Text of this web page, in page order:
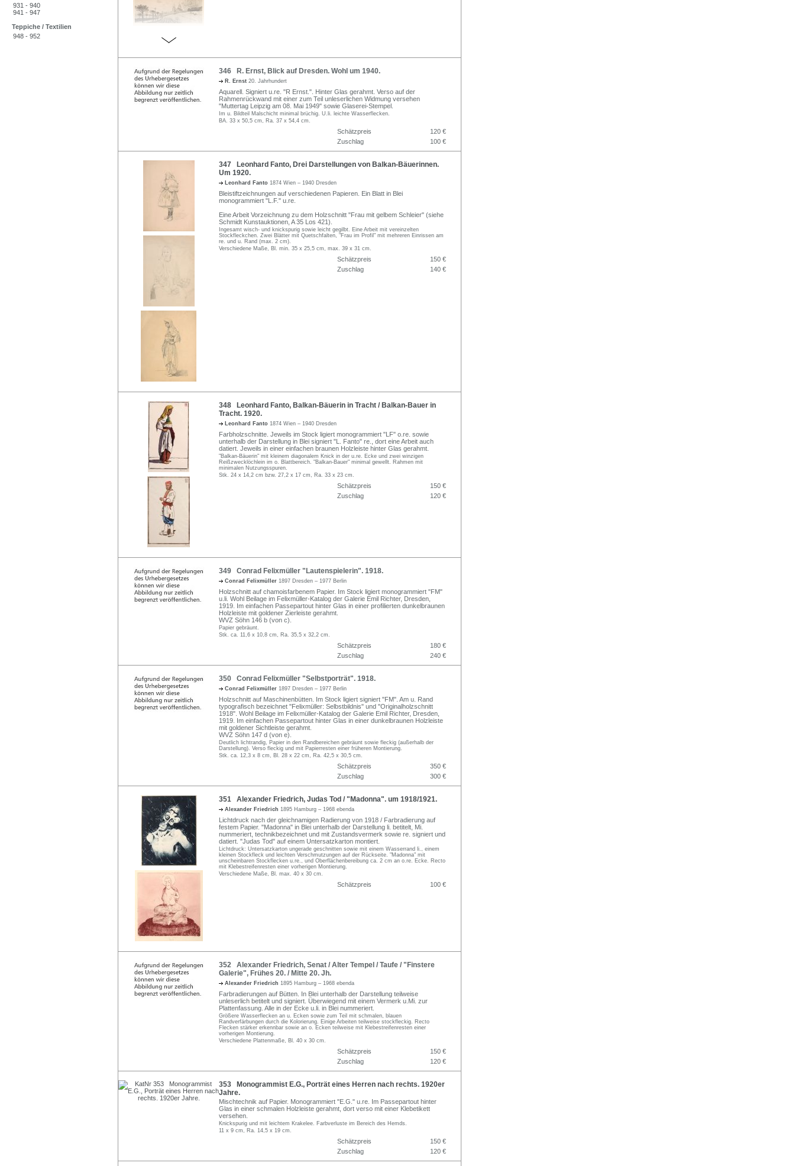
931 - 940
941 - 947
Teppiche / Textilien
948 - 952
346 R. Ernst, Blick auf Dresden. Wohl um 1940.
R. Ernst 20. Jahrhundert
Aquarell. Signiert u.re. "R Ernst.". Hinter Glas gerahmt. Verso auf der
Rahmenrückwand mit einer zum Teil unleserlichen Widmung versehen
"Muttertag Leipzig am 08. Mai 1949" sowie Glaserei-Stempel.
Im u. Bildteil Malschicht minimal brüchig. U.li. leichte Wasserflecken.
BA. 33 x 50,5 cm, Ra. 37 x 54,4 cm.
Schätzpreis
120 €
Zuschlag
100 €
347 Leonhard Fanto, Drei Darstellungen von Balkan-Bäuerinnen.
Um 1920.
Leonhard Fanto 1874 Wien – 1940 Dresden
Bleistiftzeichnungen auf verschiedenen Papieren. Ein Blatt in Blei
monogrammiert "L.F." u.re.
Eine Arbeit Vorzeichnung zu dem Holzschnitt "Frau mit gelbem Schleier" (siehe
Schmidt Kunstauktionen, A 35 Los 421).
Ingesamt wisch- und knickspurig sowie leicht gegilbt. Eine Arbeit mit vereinzelten
Stockfleckchen. Zwei Blätter mit Quetschfalten, "Frau im Profil" mit mehreren Einrissen am
re. und u. Rand (max. 2 cm).
Verschiedene Maße, Bl. min. 35 x 25,5 cm, max. 39 x 31 cm.
Schätzpreis
150 €
Zuschlag
140 €
348 Leonhard Fanto, Balkan-Bäuerin in Tracht / Balkan-Bauer in
Tracht. 1920.
Leonhard Fanto 1874 Wien – 1940 Dresden
Farbholzschnitte. Jeweils im Stock ligiert monogrammiert "LF" o.re. sowie
unterhalb der Darstellung in Blei signiert "L. Fanto" re., dort eine Arbeit auch
datiert. Jeweils in einer einfachen braunen Holzleiste hinter Glas gerahmt.
"Balkan-Bäuerin" mit kleinem diagonalem Knick in der u.re. Ecke und zwei winzigen
Reißzwecklöchlein im o. Blattbereich. "Balkan-Bauer" minimal gewellt. Rahmen mit
minimalen Nutzungsspuren.
Stk. 24 x 14,2 cm bzw. 27,2 x 17 cm, Ra. 33 x 23 cm.
Schätzpreis
150 €
Zuschlag
120 €
349 Conrad Felixmüller "Lautenspielerin". 1918.
Conrad Felixmüller 1897 Dresden – 1977 Berlin
Holzschnitt auf chamoisfarbenem Papier. Im Stock ligiert monogrammiert "FM"
u.li. Wohl Beilage im Felixmüller-Katalog der Galerie Emil Richter, Dresden,
1919. Im einfachen Passepartout hinter Glas in einer profilierten dunkelbraunen
Holzleiste mit goldener Zierleiste gerahmt.
WVZ Söhn 146 b (von c).
Papier gebräunt.
Stk. ca. 11,6 x 10,8 cm, Ra. 35,5 x 32,2 cm.
Schätzpreis
180 €
Zuschlag
240 €
350 Conrad Felixmüller "Selbstporträt". 1918.
Conrad Felixmüller 1897 Dresden – 1977 Berlin
Holzschnitt auf Maschinenbütten. Im Stock ligiert signiert "FM". Am u. Rand
typografisch bezeichnet "Felixmüller: Selbstbildnis" und "Originalholzschnitt
1918". Wohl Beilage im Felixmüller-Katalog der Galerie Emil Richter, Dresden,
1919. Im einfachen Passepartout hinter Glas in einer dunkelbraunen Holzleiste
mit goldener Sichtleiste gerahmt.
WVZ Söhn 147 d (von e).
Deutlich lichtrandig, Papier in den Randbereichen gebräunt sowie fleckig (außerhalb der
Darstellung). Verso fleckig und mit Papierresten einer früheren Montierung.
Stk. ca. 12,3 x 8 cm, Bl. 28 x 22 cm, Ra. 42,5 x 30,5 cm.
Schätzpreis
350 €
Zuschlag
300 €
351 Alexander Friedrich, Judas Tod / "Madonna". um 1918/1921.
Alexander Friedrich 1895 Hamburg – 1968 ebenda
Lichtdruck nach der gleichnamigen Radierung von 1918 / Farbradierung auf
festem Papier. "Madonna" in Blei unterhalb der Darstellung li. betitelt, Mi.
nummeriert, technikbezeichnet und mit Zustandsvermerk sowie re. signiert und
datiert. "Judas Tod" auf einem Untersatzkarton montiert.
Lichtdruck: Untersatzkarton ungerade geschnitten sowie mit einem Wasserrand li., einem
kleinen Stockfleck und leichten Verschmutzungen auf der Rückseite. "Madonna" mit
unscheinbaren Stockflecken u.re., und Oberflächenbereibung ca. 2 cm an o.re. Ecke. Recto
mit Klebestreifenresten einer vorherigen Montierung.
Verschiedene Maße, Bl. max. 40 x 30 cm.
Schätzpreis 100 €
352 Alexander Friedrich, Senat / Alter Tempel / Taufe / "Finstere
Galerie", Frühes 20. / Mitte 20. Jh.
Alexander Friedrich 1895 Hamburg – 1968 ebenda
Farbradierungen auf Bütten. In Blei unterhalb der Darstellung teilweise
unleserlich betitelt und signiert. Überwiegend mit einem Vermerk u.Mi. zur
Plattenfassung. Alle in der Ecke u.li. in Blei nummeriert.
Größere Wasserflecken an u. Ecken sowie zum Teil mit schmalen, blauen
Randverfärbungen durch die Kolorierung. Einige Arbeiten teilweise stockfleckig. Recto
Flecken stärker erkennbar sowie an o. Ecken teilweise mit Klebestreifenresten einer
vorherigen Montierung.
Verschiedene Plattenmaße, Bl. 40 x 30 cm.
Schätzpreis
150 €
Zuschlag
120 €
353 Monogrammist E.G., Porträt eines Herren nach rechts. 1920er
Jahre.
Mischtechnik auf Papier. Monogrammiert "E.G." u.re. Im Passepartout hinter
Glas in einer schmalen Holzleiste gerahmt, dort verso mit einer Klebetikett
versehen.
Knickspurig und mit leichtem Krakelee. Farbverluste im Bereich des Hemds.
11 x 9 cm, Ra. 14,5 x 19 cm.
Schätzpreis
150 €
Zuschlag
120 €